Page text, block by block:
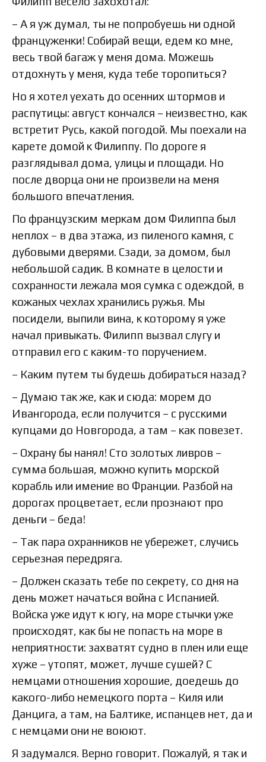
– А я уж думал, ты не попробуешь ни одной
француженки! Собирай вещи, едем ко мне,
весь твой багаж у меня дома. Можешь
отдохнуть у меня, куда тебе торопиться?
Но я хотел уехать до осенних штормов и
распутицы: август кончался – неизвестно, как
встретит Русь, какой погодой. Мы поехали на
карете домой к Филиппу. По дороге я
разглядывал дома, улицы и площади. Но
после дворца они не произвели на меня
большого впечатления.
По французским меркам дом Филиппа был
неплох – в два этажа, из пиленого камня, с
дубовыми дверями. Сзади, за домом, был
небольшой садик. В комнате в целости и
сохранности лежала моя сумка с одеждой, в
кожаных чехлах хранились ружья. Мы
посидели, выпили вина, к которому я уже
начал привыкать. Филипп вызвал слугу и
отправил его с каким-то поручением.
– Каким путем ты будешь добираться назад?
– Думаю так же, как и сюда: морем до
Ивангорода, если получится – с русскими
купцами до Новгорода, а там – как повезет.
– Охрану бы нанял! Сто золотых ливров –
сумма большая, можно купить морской
корабль или имение во Франции. Разбой на
дорогах процветает, если прознают про
деньги – беда!
– Так пара охранников не убережет, случись
серьезная передряга.
– Должен сказать тебе по секрету, со дня на
день может начаться война с Испанией.
Войска уже идут к югу, на море стычки уже
происходят, как бы не попасть на море в
неприятности: захватят судно в плен или еще
хуже – утопят, может, лучше сушей? С
немцами отношения хорошие, доедешь до
какого-либо немецкого порта – Киля или
Данцига, а там, на Балтике, испанцев нет, да и
с немцами они не воюют.
Я задумался. Верно говорит. Пожалуй, я так и